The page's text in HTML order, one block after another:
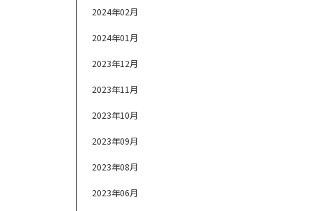
2024年02月
2024年01月
2023年12月
2023年11月
2023年10月
2023年09月
2023年08月
2023年06月